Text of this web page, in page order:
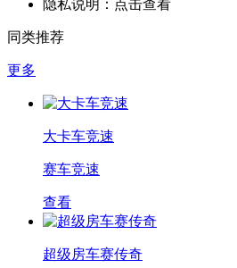
隐私说明： 点击查看
同类推荐
更多
大卡车竞速
赛车竞速
查看
超级房车赛传奇